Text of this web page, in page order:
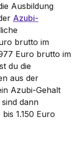
Ausbildung
Azubi-
brutto im
Euro brutto im
du die
aus der
Azubi-Gehalt
dann
1.150 Euro